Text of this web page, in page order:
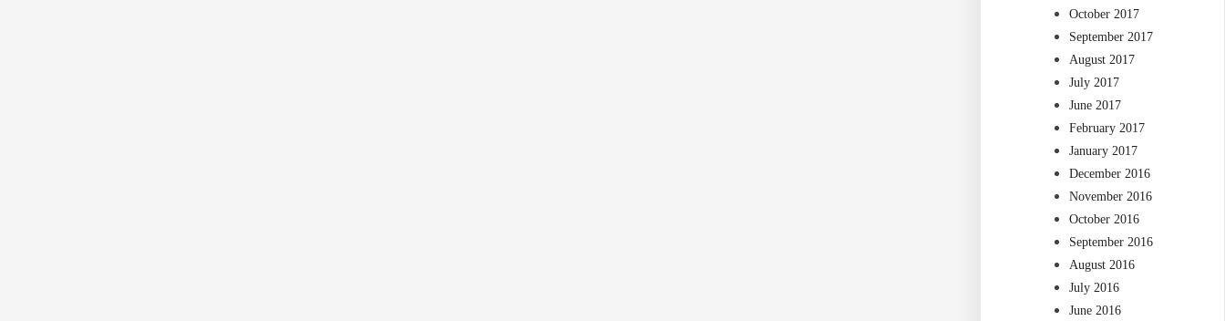
October 2017
September 2017
August 2017
July 2017
June 2017
February 2017
January 2017
December 2016
November 2016
October 2016
September 2016
August 2016
July 2016
June 2016